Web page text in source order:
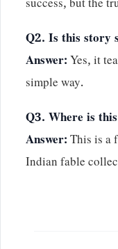
success, but the
Q2. Is this story
Answer:Yes, it
simple way.
Q3. Where is
Answer:This is a
Indian fable